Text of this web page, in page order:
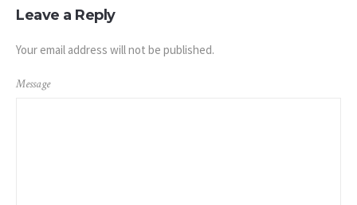
Leave a Reply
Your email address will not be published.
Message